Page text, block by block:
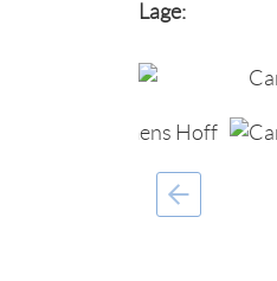
Lage: